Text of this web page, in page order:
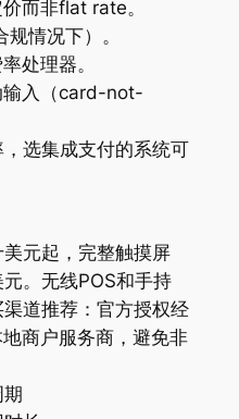
而非flat rate。
情况下）。
处理器。
输入（card-not-
选集成支付的系统可
元起，完整触摸屏
。无线POS和手持
道推荐：官方授权经
商户服务商，避免非